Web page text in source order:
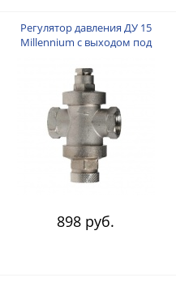
Регулятор давления ДУ 15
Millennium с выходом под
898 руб.